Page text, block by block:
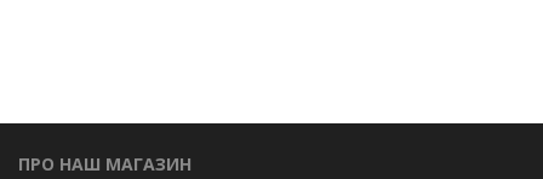
ПРО НАШ МАГАЗИН